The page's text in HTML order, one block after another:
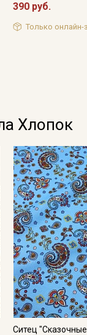
390 руб.
Только онлайн-
Хлопок
Ситец